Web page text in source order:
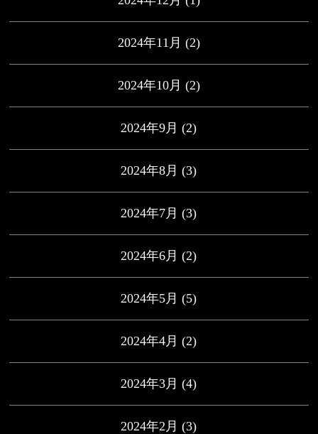
2024年11月 (2)
2024年10月 (2)
2024年9月 (2)
2024年8月 (3)
2024年7月 (3)
2024年6月 (2)
2024年5月 (5)
2024年4月 (2)
2024年3月 (4)
2024年2月 (3)